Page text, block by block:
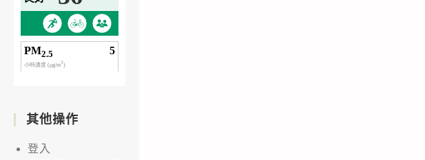
其他操作
登入